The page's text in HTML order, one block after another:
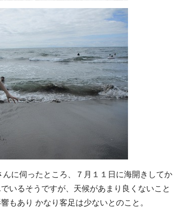
んに伺ったところ、７月１１日に海開きしてか
いるそうですが、天候があまり良くないこと
もあり かなり客足は少ないとのこと。